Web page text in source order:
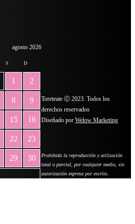
agosto 2026
S D
1 2
8 9
15 16
22 23
29 30
Toreteate Ⓒ 2023. Todos los
derechos reservados
Diseñado por Welow Marketing
Prohibida la reproducción y utilización
total o parcial, por cualquier medio, sin
autorización expresa por escrito.